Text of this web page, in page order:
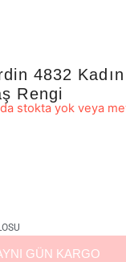
4832
Rengi
stokta yok veya
GÜN KARGO